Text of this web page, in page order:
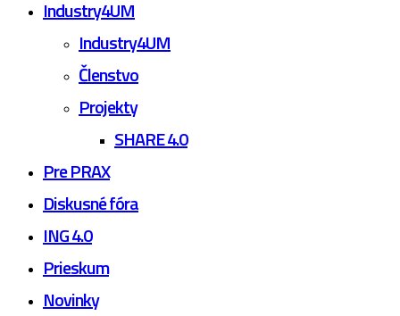
Menu
Industry4UM
Industry4UM
Členstvo
Projekty
SHARE 4.0
Pre PRAX
Diskusné fóra
ING 4.0
Prieskum
Novinky